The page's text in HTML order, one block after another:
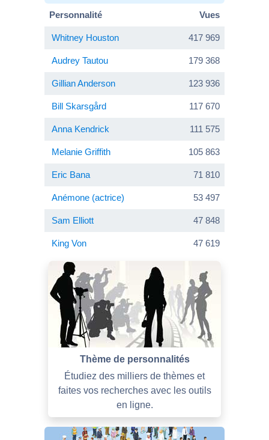
Personnalité Vues
Whitney Houston 417 969
Audrey Tautou 179 368
Gillian Anderson 123 936
Bill Skarsgård 117 670
Anna Kendrick 111 575
Melanie Griffith 105 863
Eric Bana 71 810
Anémone (actrice) 53 497
Sam Elliott 47 848
King Von 47 619
Thème de personnalités
Étudiez des milliers de thèmes et
faites vos recherches avec les outils
en ligne.